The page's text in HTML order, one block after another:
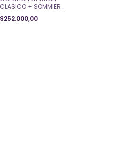
CLASICO + SOMMIER 1
½ PLAZA (100x190x17)
$252.000,00